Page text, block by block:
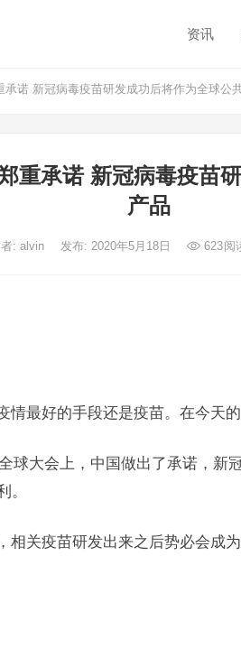
资讯
承诺 新冠病毒疫苗研发成功后将作为全球公
重承诺 新冠病毒疫苗
产品
: alvin 发布: 2020年5月18日 623阅
情最好的手段还是疫苗。在今天的
球大会上，中国做出了承诺，新
。
相关疫苗研发出来之后势必会成